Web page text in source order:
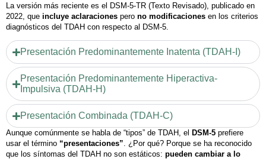
La versión más reciente es el DSM-5-TR (Texto Revisado), publicado en
2022, que incluye aclaraciones pero no modificaciones en los criterios
diagnósticos del TDAH con respecto al DSM-5.
Presentación Predominantemente Inatenta (TDAH-I)
Presentación Predominantemente Hiperactiva-
Impulsiva (TDAH-H)
Presentación Combinada (TDAH-C)
Aunque comúnmente se habla de “tipos” de TDAH, el DSM-5 prefiere
usar el término “presentaciones”. ¿Por qué? Porque se ha reconocido
que los síntomas del TDAH no son estáticos: pueden cambiar a lo